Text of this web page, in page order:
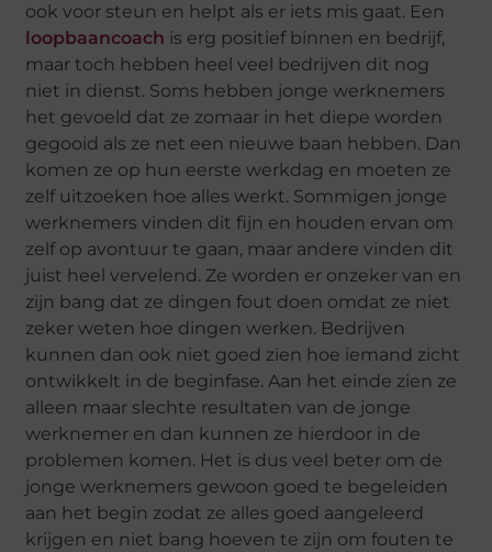
ook voor steun en helpt als er iets mis gaat. Een
loopbaancoach is erg positief binnen en bedrijf,
maar toch hebben heel veel bedrijven dit nog
niet in dienst. Soms hebben jonge werknemers
het gevoeld dat ze zomaar in het diepe worden
gegooid als ze net een nieuwe baan hebben. Dan
komen ze op hun eerste werkdag en moeten ze
zelf uitzoeken hoe alles werkt. Sommigen jonge
werknemers vinden dit fijn en houden ervan om
zelf op avontuur te gaan, maar andere vinden dit
juist heel vervelend. Ze worden er onzeker van en
zijn bang dat ze dingen fout doen omdat ze niet
zeker weten hoe dingen werken. Bedrijven
kunnen dan ook niet goed zien hoe iemand zicht
ontwikkelt in de beginfase. Aan het einde zien ze
alleen maar slechte resultaten van de jonge
werknemer en dan kunnen ze hierdoor in de
problemen komen. Het is dus veel beter om de
jonge werknemers gewoon goed te begeleiden
aan het begin zodat ze alles goed aangeleerd
krijgen en niet bang hoeven te zijn om fouten te